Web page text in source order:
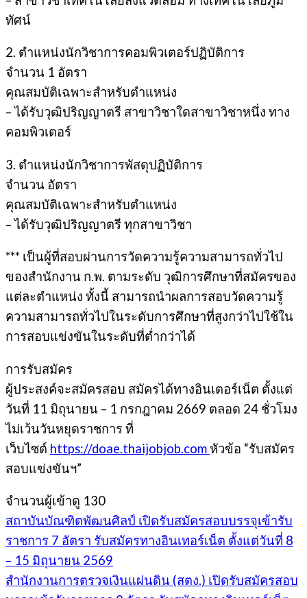
ทัศน์
2. ตำแหน่งนักวิชาการคอมพิวเตอร์ปฏิบัติการ
จำนวน 1 อัตรา
คุณสมบัติเฉพาะสำหรับตำแหน่ง
– ได้รับวุฒิปริญญาตรี สาขาวิชาใดสาขาวิชาหนึ่ง ทาง
คอมพิวเตอร์
3. ตำแหน่งนักวิชาการพัสดุปฏิบัติการ
จำนวน อัตรา
คุณสมบัติเฉพาะสำหรับตำแหน่ง
– ได้รับวุฒิปริญญาตรี ทุกสาขาวิชา
*** เป็นผู้ที่สอบผ่านการวัดความรู้ความสามารถทั่วไป
ของสำนักงาน ก.พ. ตามระดับ วุฒิการศึกษาที่สมัครของ
แต่ละตำแหน่ง ทั้งนี้ สามารถนำผลการสอบวัดความรู้
ความสามารถทั่วไปในระดับการศึกษาที่สูงกว่าไปใช้ใน
การสอบแข่งขันในระดับที่ต่ำกว่าได้
การรับสมัคร
ผู้ประสงค์จะสมัครสอบ สมัครได้ทางอินเตอร์เน็ต ตั้งแต่
วันที่ 11 มิถุนายน – 1 กรกฎาคม 2669 ตลอด 24 ชั่วโมง
ไม่เว้นวันหยุดราชการ ที่
เว็บไซต์ https://doae.thaijobjob.com หัวข้อ “รับสมัคร
สอบแข่งขันฯ”
จำนวนผู้เข้าดู 130
สถาบันบัณฑิตพัฒนศิลป์ เปิดรับสมัครสอบบรรจุเข้ารับ
ราชการ 7 อัตรา รับสมัครทางอินเทอร์เน็ต ตั้งแต่วันที่ 8
– 15 มิถุนายน 2569
สำนักงานการตรวจเงินแผ่นดิน (สตง.) เปิดรับสมัครสอบ